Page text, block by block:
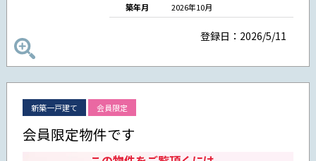
築年月
2026年10月
登録日：2026/5/11
新築一戸建て 会員限定
会員限定物件です